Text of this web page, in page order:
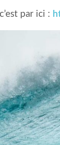
par ici :